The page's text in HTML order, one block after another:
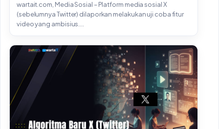
wartait.com, Media Sosial – Platform media sosial X
(sebelumnya Twitter) dilaporkan melakukan uji coba fitur
video yang ambisius....